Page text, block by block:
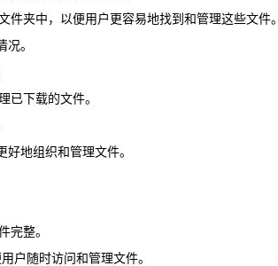
夹中，以便用户更容易地找到和管理这些文件。
。
已下载的文件。
地组织和管理文件。
完整。
户随时访问和管理文件。